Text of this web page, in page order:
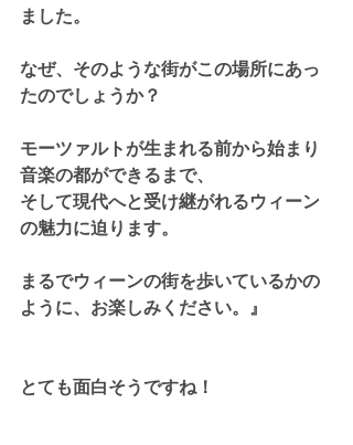
ました。
なぜ、そのような街がこの場所にあっ
たのでしょうか？
モーツァルトが生まれる前から始まり
音楽の都ができるまで、
そして現代へと受け継がれるウィーン
の魅力に迫ります。
まるでウィーンの街を歩いているかの
ように、お楽しみください。』
とても面白そうですね！